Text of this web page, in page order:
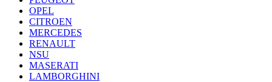
OPEL
CITROEN
MERCEDES
RENAULT
NSU
MASERATI
LAMBORGHINI